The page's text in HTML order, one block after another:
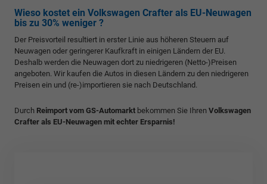
Wieso kostet ein Volkswagen Crafter als EU-Neuwagen
bis zu 30% weniger ?
Der Preisvorteil resultiert in erster Linie aus höheren Steuern auf
Neuwagen oder geringerer Kaufkraft in einigen Ländern der EU.
Deshalb werden die Neuwagen dort zu niedrigeren (Netto-)Preisen
angeboten. Wir kaufen die Autos in diesen Ländern zu den niedrigeren
Preisen ein und (re-)importieren sie nach Deutschland.
Durch Reimport vom GS-Automarkt bekommen Sie Ihren Volkswagen
Crafter als EU-Neuwagen mit echter Ersparnis!